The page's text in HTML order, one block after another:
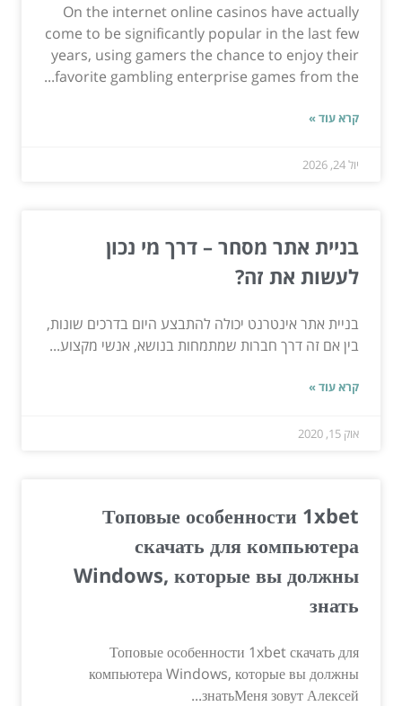
On the internet online casinos have actually
come to be significantly popular in the last few
years, using gamers the chance to enjoy their
favorite gambling enterprise games from the...
קרא עוד »
יול 24, 2026
בניית אתר מסחר – דרך מי נכון
לעשות את זה?
בניית אתר אינטרנט יכולה להתבצע היום בדרכים שונות,
בין אם זה דרך חברות שמתמחות בנושא, אנשי מקצוע...
קרא עוד »
אוק 15, 2020
Топовые особенности 1xbet
скачать для компьютера
Windows, которые вы должны
знать
Топовые особенности 1xbet скачать для
компьютера Windows, которые вы должны
знатьМеня зовут Алексей...